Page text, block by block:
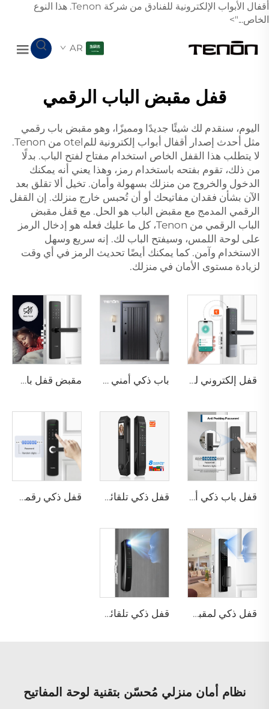
أقفال الأبواب الإلكترونية للفنادق من شركة Tenon. هذا النوع
الخاص...">
AR
قفل مقبض الباب الرقمي
اليوم، سنقدم لك شيئًا جديدًا ومميزًا، وهو مقبض باب رقمي
مثل أحدث إصدار أقفال أبواب إلكترونية للمotel
من Tenon.
لا يتطلب هذا القفل الخاص استخدام مفتاح لفتح الباب. بدلًا
من ذلك، تقوم بفتحه باستخدام رمز، وهذا يعني أنه يمكنك
الدخول والخروج من منزلك بسهولة وأمان. تخيل ألا تقلق بعد
الآن بشأن فقدان مفاتيحك أو أن تُحبس خارج منزلك. إن القفل
الرقمي المدمج مع مقبض الباب هو الحل. مع قفل مقبض
الباب الرقمي من Tenon، كل ما عليك فعله هو إدخال الرمز
على لوحة اللمس، وسيفتح الباب لك. إنه سريع وسهل
الاستخدام وآمن. كما يمكنك أيضًا تحديث الرمز في أي وقت
لزيادة مستوى الأمان في منزلك.
قفل إلكتروني للباب السكني مع مقبض بصمة الإصبع عبر تطبيق Tuya K6 باب ذكي أمني فاخر من الألومنيوم للاستخدام السكني الرئيسي M8 مقبض قفل باب بصمة الإصبع المنزلي Tuya T15
قفل باب ذكي أمني مع كلمة مرور مضادة للتجسس وبطاقة IC وبصمة الإصبع واي فاي وبلوتوث Tenon T10 قفل ذكي تلقائي للباب باستخدام بصمة الوجه D7 Pro قفل ذكي رقمي بصمة الإصبع مع مقبض ودبوس وكارت Tenon E3
قفل ذكي لمقبض الباب بدون مفتاح باستخدام كلمة المرور الرقمية وتقنية RFID وNFC وبصمة الإصبع مع كاميرا Tuya WiFi Tenon A5 Pro قفل ذكي تلقائي للهوية مع كاميرا وجه وبصمة عبر واي فاي Tuya Tenon A9 Pro
نظام أمان منزلي مُحسّن بتقنية لوحة المفاتيح